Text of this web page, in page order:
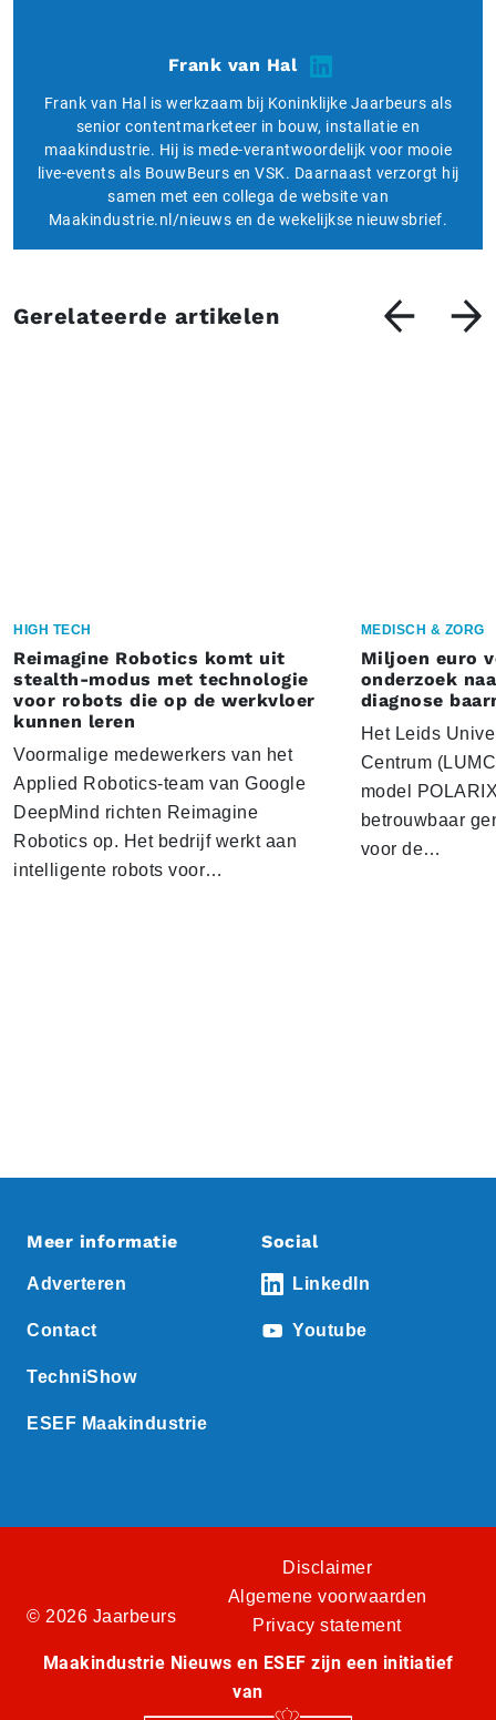
Frank van Hal
Frank van Hal is werkzaam bij Koninklijke Jaarbeurs als
senior contentmarketeer in bouw, installatie en
maakindustrie. Hij is mede-verantwoordelijk voor mooie
live-events als BouwBeurs en VSK. Daarnaast verzorgt hij
samen met een collega de website van
Maakindustrie.nl/nieuws en de wekelijkse nieuwsbrief.
Gerelateerde artikelen
HIGH TECH
Reimagine Robotics komt uit
stealth-modus met technologie
voor robots die op de werkvloer
kunnen leren
Voormalige medewerkers van het
Applied Robotics-team van Google
DeepMind richten Reimagine
Robotics op. Het bedrijf werkt aan
intelligente robots voor…
MEDISCH & ZORG
Miljoen euro
onderzoek
diagnose
Het Leids
Centrum
model
betrouwbaar
voor de…
Meer informatie
Adverteren
Contact
TechniShow
ESEF Maakindustrie
Social
LinkedIn
Youtube
© 2026 Jaarbeurs
Disclaimer
Algemene voorwaarden
Privacy statement
Maakindustrie Nieuws en ESEF zijn een initiatief
van